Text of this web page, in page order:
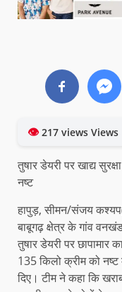
👁217 views Views
तुषार डेयरी पर खाद्य
नष्ट
हापुड़, सीमन/संजय
बाबूगढ़ क्षेत्र के गांव
तुषार डेयरी पर छापामार
135 किलो क्रीम को
दिए। टीम ने कहा कि